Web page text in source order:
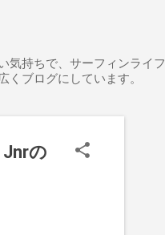
気持ちで、サーフィンライフ
ブログにしています。
Jnrの